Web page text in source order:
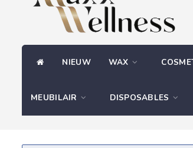
NIEUW WAX
MEUBILAIR DISPOSABLES